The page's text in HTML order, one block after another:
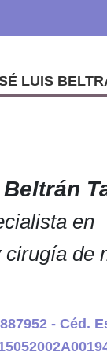
LUIS
en
de
- Céd.